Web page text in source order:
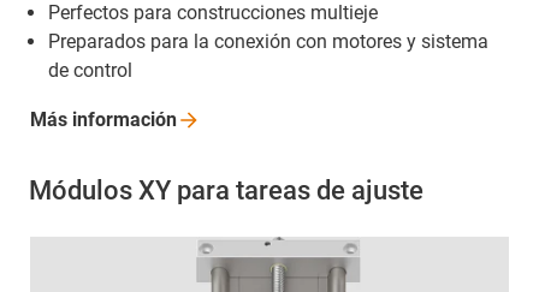
Perfectos para construcciones multieje
Preparados para la conexión con motores y sistema
de control
Más información
Módulos XY para tareas de ajuste